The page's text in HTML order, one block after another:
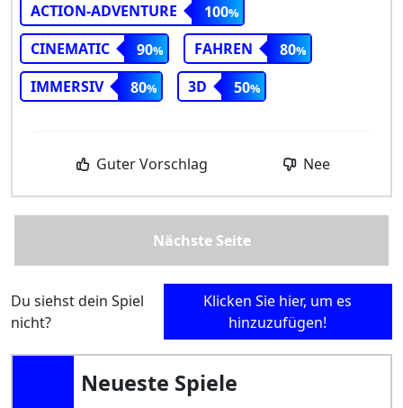
ACTION-ADVENTURE
100
CINEMATIC
90 FAHREN
80
IMMERSIV
80 3D 50
Guter Vorschlag Nee
Nächste Seite
Du siehst dein Spiel
nicht?
Klicken Sie hier, um es
hinzuzufügen!
Neueste Spiele